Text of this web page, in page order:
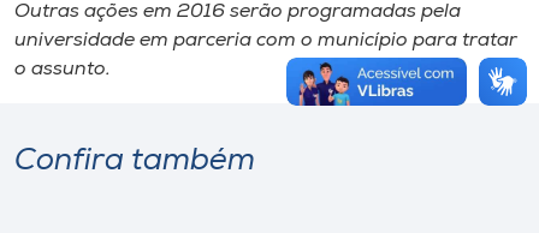
Outras ações em 2016 serão programadas pela
universidade em parceria com o município para tratar
o assunto.
Confira também